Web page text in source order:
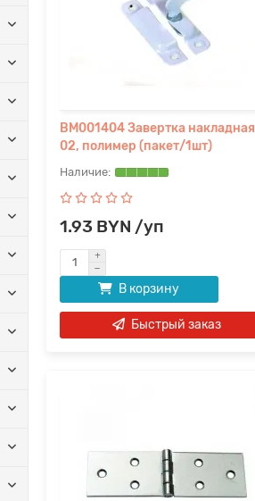
BM001404 Завертка накладная
02, полимер (пакет/1шт)
1.93 BYN /уп
В корзину
Быстрый заказ